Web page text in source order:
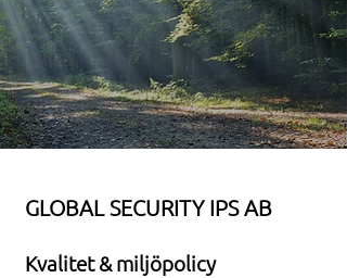
GLOBAL SECURITY IPS AB
Kvalitet & miljöpolicy